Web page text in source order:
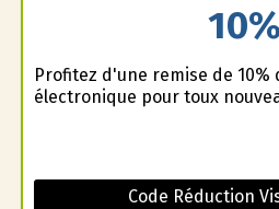
10%
Profitez d'une remise de 10%
électronique pour toux
Code Réduction